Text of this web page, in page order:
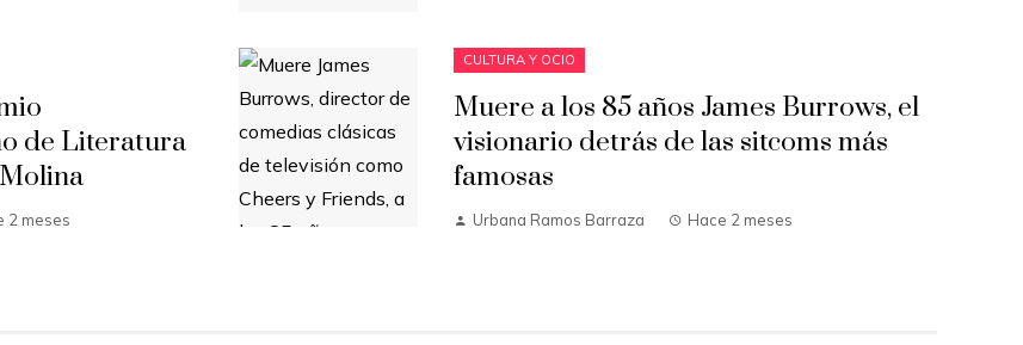
de Literatura
2 meses
CULTURA Y OCIO
Muere a los 85 años James Burrows, el
visionario detrás de las sitcoms más
famosas
Urbana Ramos Barraza Hace 2 meses